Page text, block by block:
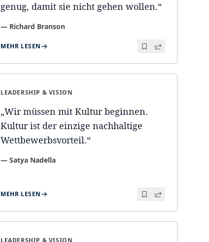
genug, damit sie nicht gehen wollen.“
— Richard Branson
MEHR LESEN
LEADERSHIP & VISION
„Wir müssen mit Kultur beginnen.
Kultur ist der einzige nachhaltige
Wettbewerbsvorteil.“
— Satya Nadella
MEHR LESEN
LEADERSHIP & VISION